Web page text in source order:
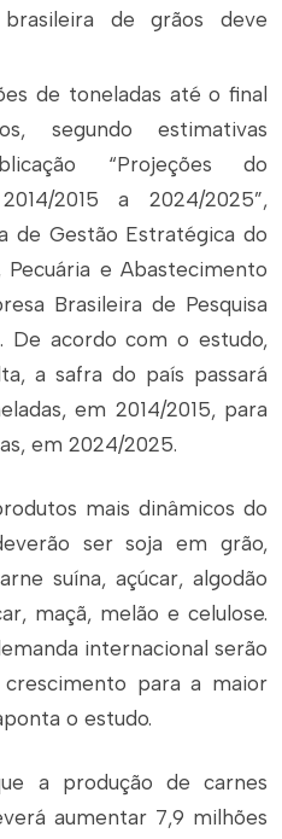
de grãos deve
de toneladas até o final
segundo estimativas
“Projeções do
2015 a 2024/2025”,
de Gestão Estratégica do
e Abastecimento
Brasileira de Pesquisa
De acordo com o estudo,
a safra do país passará
em 2014/2015, para
em 2024/2025.
mais dinâmicos do
ser soja em grão,
suína, açúcar, algodão
maçã, melão e celulose.
internacional serão
para a maior
o estudo.
a produção de carnes
aumentar 7,9 milhões